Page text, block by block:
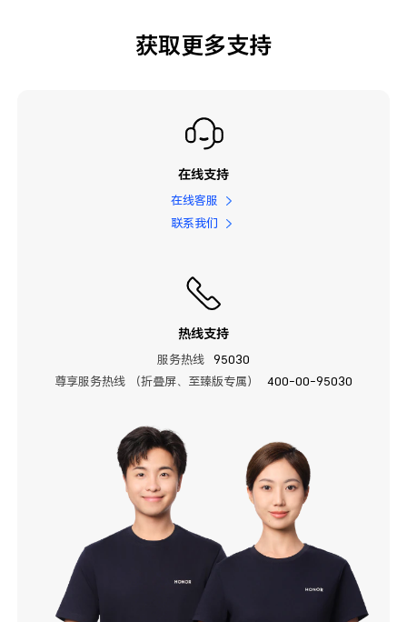
获取更多支持
在线支持
在线客服
联系我们
热线支持
服务热线
95030
尊享服务热线 （折叠屏、至臻版专属）
400-00-95030